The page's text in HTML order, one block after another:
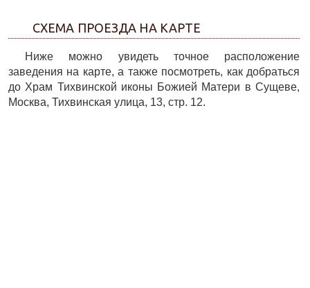
СХЕМА ПРОЕЗДА НА КАРТЕ
Ниже можно увидеть точное расположение
заведения на карте, а также посмотреть, как добраться
до Храм Тихвинской иконы Божией Матери в Сущеве,
Москва, Тихвинская улица, 13, стр. 12.